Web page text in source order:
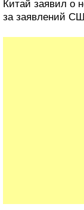
Китай заявил о
за заявлений